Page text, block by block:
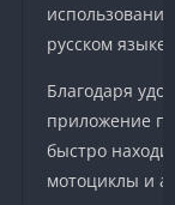
русском языке
Благодаря
приложение
быстро
мотоциклы и